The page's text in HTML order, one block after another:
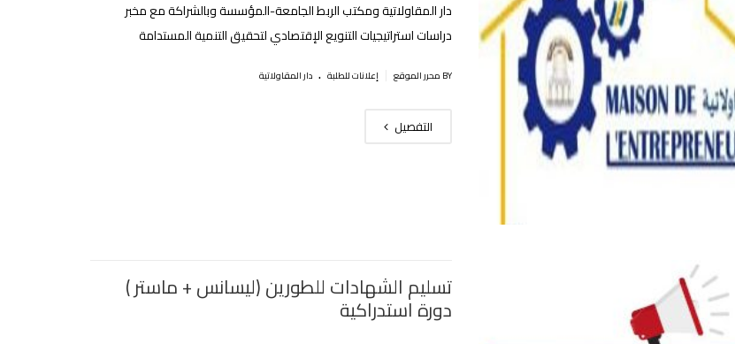
دار المقاولاتية ومكتب الربط الجامعة-المؤسسة وبالشراكة مع مخبر
دراسات استراتيجيات التنويع الإقتصادي لتحقيق التنمية المستدامة
BY محرر الموقع إعلانات للطلبة . دار المقاولاتية
التفصيل
تسليم الشهادات للطورين (ليسانس + ماستر )
دورة استدراكية